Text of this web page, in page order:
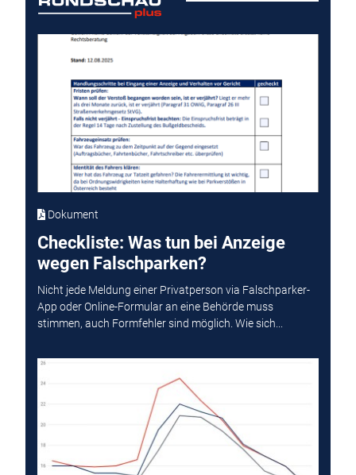
Dokument
Checkliste: Was tun bei Anzeige
wegen Falschparken?
Nicht jede Meldung einer Privatperson via Falschparker-
App oder Online-Formular an eine Behörde muss
stimmen, auch Formfehler sind möglich. Wie sich...